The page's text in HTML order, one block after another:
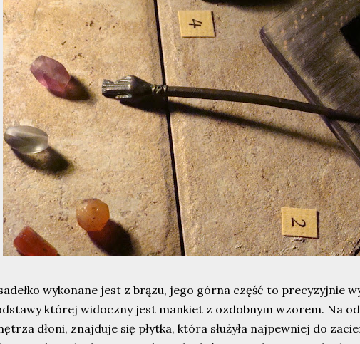
wykonane jest z brązu, jego górna część to precyzyjnie
której widoczny jest mankiet z ozdobnym wzorem. Na
dłoni, znajduje się płytka, która służyła najpewniej do